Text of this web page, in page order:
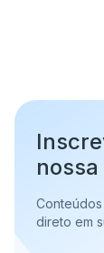
direto em